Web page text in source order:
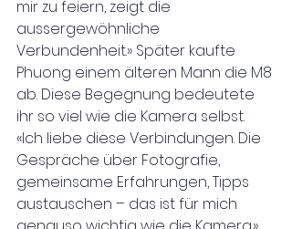
mir zu feiern, zeigt die
aussergewöhnliche
Verbundenheit.» Später kaufte
Phuong einem älteren Mann die M8
ab. Diese Begegnung bedeutete
ihr so viel wie die Kamera selbst.
«Ich liebe diese Verbindungen. Die
Gespräche über Fotografie,
gemeinsame Erfahrungen, Tipps
austauschen – das ist für mich